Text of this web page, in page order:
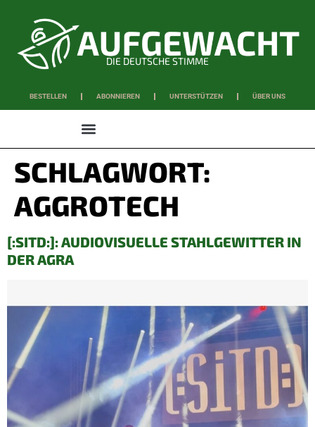
DIE DEUTSCHE STIMME
BESTELLEN ABONNIEREN UNTERSTÜTZEN ÜBER UNS
SCHLAGWORT:
AGGROTECH
[:SITD:]: AUDIOVISUELLE STAHLGEWITTER IN
DER AGRA